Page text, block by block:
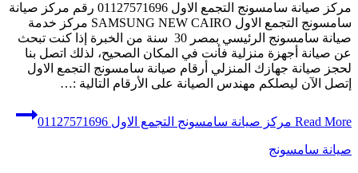
مركز صيانة سامسونج التجمع الاول 01127571696 رقم مركز صيانة
سامسونج التجمع الاول SAMSUNG NEW CAIRO مركز خدمة
صيانة سامسونج الرئيسي بمصر 30 سنة من الخبرة إذا كنت تبحث
عن صيانة أجهزة منزلية فأنت في المكان الصحيح، لذلك اتصل بنا
لحجز صيانة جهازك المنزلي أرقام صيانة سامسونج التجمع الاول
إتصل الآن ليصلكم مهندس الصيانة على الأرقام التالية :…
Read More مركز صيانة سامسونج التجمع الاول 01127571696
صيانة سامسونج